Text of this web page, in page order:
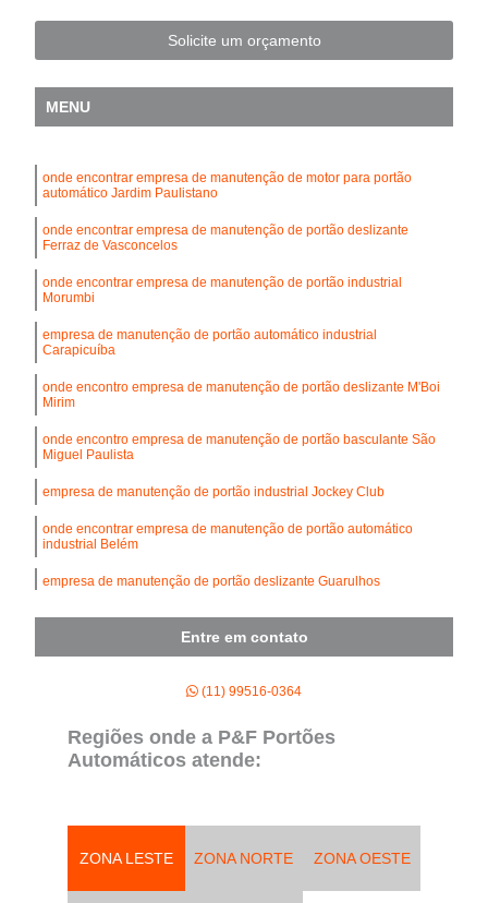
Solicite um orçamento
MENU
onde encontrar empresa de manutenção de motor para portão
automático Jardim Paulistano
onde encontrar empresa de manutenção de portão deslizante
Ferraz de Vasconcelos
onde encontrar empresa de manutenção de portão industrial
Morumbi
empresa de manutenção de portão automático industrial
Carapicuíba
onde encontro empresa de manutenção de portão deslizante M'Boi
Mirim
onde encontro empresa de manutenção de portão basculante São
Miguel Paulista
empresa de manutenção de portão industrial Jockey Club
onde encontrar empresa de manutenção de portão automático
industrial Belém
empresa de manutenção de portão deslizante Guarulhos
onde encontro empresa de manutenção de portão de aço de
enrolar Itapecerica da Serra
Itaquaquecetuba
Ribeirão Pires
Entre em contato
(11) 99516-0364
Regiões onde a P&F Portões
Automáticos atende:
ZONA LESTE ZONA NORTE ZONA OESTE